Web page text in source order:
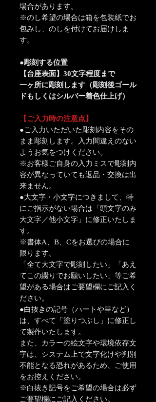
場合があります。
※のし希望の場合は箱を包装紙でお
包みし、のしを付けてお届けしま
す。
●彫刻する位置
【台座表面】30文字程度まで
一ヶ所に彫刻します（彫刻後ゴール
ドもしくはシルバー着色仕上げ）
【ご入力時の注意点】
●ご入力いただいた彫刻内容をその
まま彫刻します。入力間違えのない
ようお気をつけください。
※お客様ご自身の入力ミスで彫刻内
容が異なっていても返品・交換は出
来ません。
●大文字・小文字につきまして、特
にご指示がない場合は「頭文字のみ
大文字／他小文字」に修正いたしま
す。
※書体A、B、Cをお選びの場合に
限ります。
「全て大文字で彫刻したい」「あえ
てこの綴りでお願いしたい」等ご希
望がある場合はご要望欄にご記入く
ださい。
●白抜きの記号（ハートや星など）
は、すべて「塗りつぶし」に修正し
て製作いたします。
また、カラーの絵文字や環境依存文
字は、システム上で文字化けや判別
不能となる恐れがあるため、ご使用
をお控えください。
※白抜き記号をご希望の場合は必ず
ご要望欄にご記入ください。